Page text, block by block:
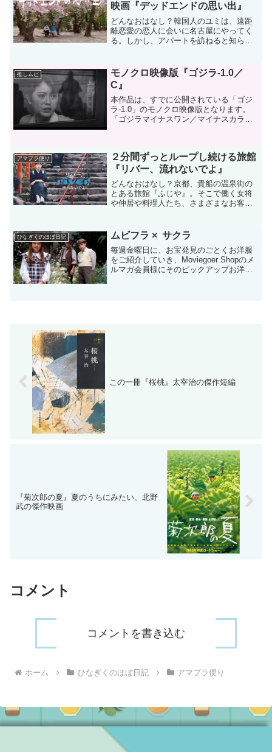
映画『デッドエンドの思い出』
どんなおはなし？韓国人のユミは、遠距
離恋愛の恋人に会いに名古屋にやってく
る。しかし、アパートを訪ねると知らな
古屋の街を彷徨ううち、袋小路にあるカ
フェ兼ゲストハウスエンド...
推しムビ
モノクロ映像版『ゴジラ-1.0／
C』
本作品は、すでに公開されている「ゴジ
ラ-1.0」のモノクロ映像版となります。
「ゴジラマイナスワン／マイナスカラ
に興味がありました。ま...
アマプラ便り
２分間ずっとループし続ける旅館
『リバー、流れないでよ』
どんなおはなし？京都、貴船の温泉街の
とある旅館『ふじや』。そこで働く女将
や仲居や料理人たち、さまざまなお客
がらふっと何かを思い煩っていた。女将
さんに呼ばれ、ハッとまた気...
ひなぎくのほぼ日記 ムビフラ × サクラ
毎週金曜日に、お宝発見のごとくお洋服
をご紹介していき、Moviegoer Shopのメ
ルマガ会員様にそのピックアップお洋服
この一冊『桜桃』太宰治の傑作短編
『菊次郎の夏』夏のうちにみたい、北野
武の傑作映画
コメント
コメントを書き込む
ホーム ひなぎくのほぼ日記 アマプラ便り